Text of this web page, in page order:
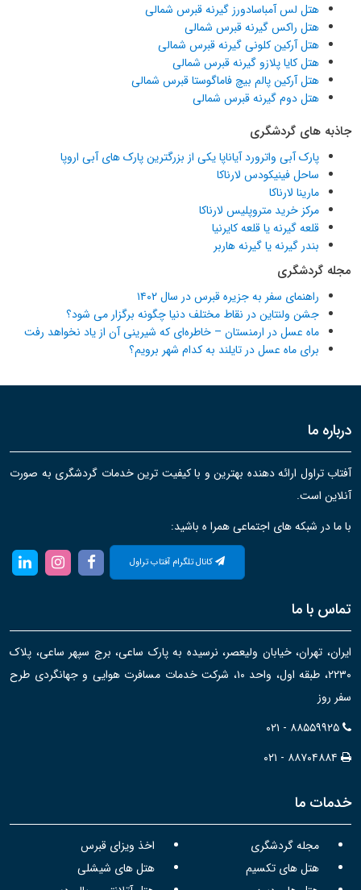
هتل لس آمباسادورز گیرنه قبرس شمالی
هتل راکس گیرنه قبرس شمالی
هتل آرکین کلونی گیرنه قبرس شمالی
هتل کایا پلازو گیرنه قبرس شمالی
هتل آرکین پالم بیچ فاماگوستا قبرس شمالی
هتل دوم گیرنه قبرس شمالی
جاذبه های گردشگری
پارک آبی واترورد آیاناپا یکی از بزرگترین پارک های آبی اروپا
ساحل فینیکودس لارناکا
مارینا لارناکا
مرکز خرید متروپلیس لارناکا
قلعه گیرنه یا قلعه کایرنیا
بندر گیرنه یا گیرنه هاربر
مجله گردشگری
راهنمای سفر به جزیره قبرس در سال ۱۴۰۲
جشن ولنتاین در نقاط مختلف دنیا چگونه برگزار می شود؟
ماه عسل در ارمنستان – خاطره‌ای که شیرینی آن از یاد نخواهد رفت
برای ماه عسل در تایلند به کدام شهر برویم؟
درباره ما
آفتاب تراول ارائه دهنده بهترین و با کیفیت ترین خدمات گردشگری به صورت
آنلاین است.
با ما در شبکه های اجتماعی همرا ه باشید:
کانال تلگرام آفتاب تراول
تماس با ما
ایران، تهران، خیابان ولیعصر، نرسیده به پارک ساعی، برج سپهر ساعی، پلاک
۲۲۳۰، طبقه اول، واحد ۱۰، شرکت خدمات مسافرت هوایی و جهانگردی طرح
سفر روز
۰۲۱ - ۸۸۵۵۹۹۲۵
۰۲۱ - ۸۸۷۰۴۸۸۴
خدمات ما
مجله گردشگری
اخذ ویزای قبرس
هتل های تکسیم
هتل های شیشلی